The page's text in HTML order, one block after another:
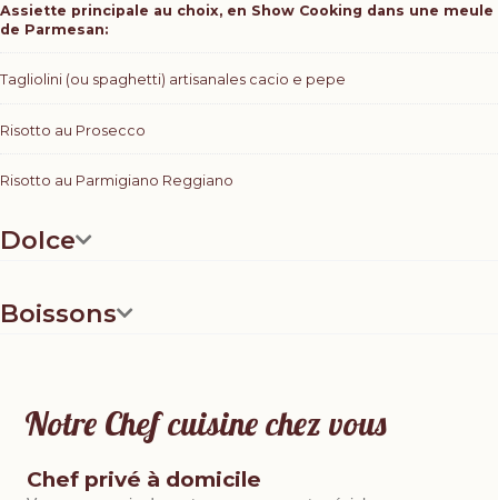
Assiette principale au choix, en Show Cooking dans une meule
de Parmesan:
Tagliolini (ou spaghetti) artisanales cacio e pepe
Risotto au Prosecco
Risotto au Parmigiano Reggiano
Dolce
Panacotta trois couleurs (fraise, kiwi, classique)
Crème vanille à la cuillère avec crumble de biscuit
votre événement
Boissons
Café, thé, tisane
Bière pression (sur demande)
Notre Chef cuisine chez vous
Chef privé à domicile